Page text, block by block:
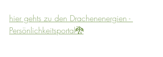
hier gehts zu den Drachenenergien -
Persönlichkeitsportal🐉